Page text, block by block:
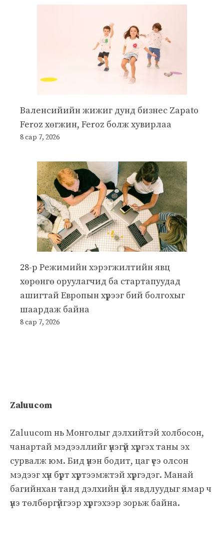
Валенсийийн жижиг дунд бизнес Zapato
Feroz хөгжин, Feroz болж хувирлаа
8 сар 7, 2026
28-р Режимийн хэрэгжилтийн явц
хөрөнгө оруулагчид ба стартапуудад
ашигтай Европын хүрээг бий болгохыг
шаардаж байна
8 сар 7, 2026
Zaluucom
Zaluucom нь Монголыг дэлхийтэй холбосон,
чанартай мэдээллийг үнэгүй хүргэх таны эх
сурвалж юм. Бид үнэн бодит, цаг үеэ олсон
мэдээг хүн бүрт хүртээмжтэй хүргэдэг. Манай
багийнхан танд дэлхийн үйл явдлуудыг ямар ч
үнэ төлбөргүйгээр хүргэхээр зорьж байна.